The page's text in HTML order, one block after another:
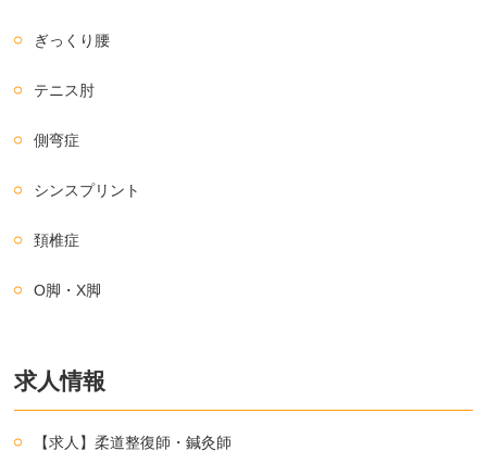
ぎっくり腰
テニス肘
側弯症
シンスプリント
頚椎症
O脚・X脚
求人情報
【求人】柔道整復師・鍼灸師